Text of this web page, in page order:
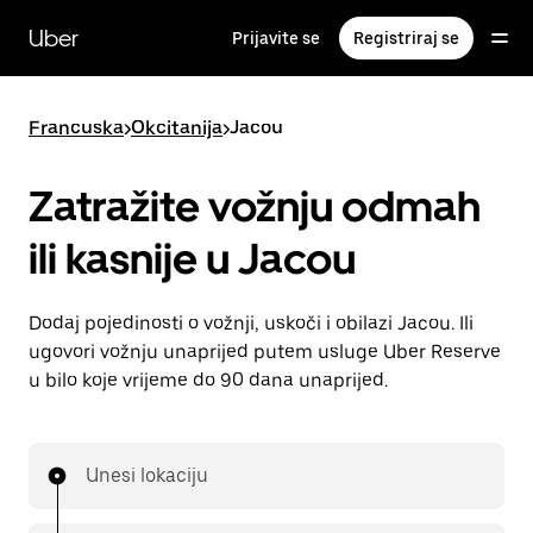
glavni
sadržaj
Uber Prijavite se Registriraj se
Francuska>Okcitanija>Jacou
Zatražite vožnju odmah
ili kasnije u Jacou
Dodaj pojedinosti o vožnji, uskoči i obilazi Jacou. Ili
ugovori vožnju unaprijed putem usluge Uber Reserve
u bilo koje vrijeme do 90 dana unaprijed.
Unesi lokaciju